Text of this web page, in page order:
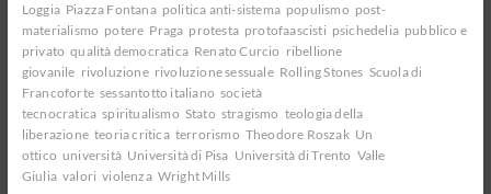
Loggia Piazza Fontana politica anti-sistema populismo post-
materialismo potere Praga protesta protofaascisti psichedelia pubblico e
privato qualità democratica Renato Curcio ribellione
giovanile rivoluzione rivoluzione sessuale Rolling Stones Scuola di
Francoforte sessantotto italiano società
tecnocratica spiritualismo Stato stragismo teologia della
liberazione teoria critica terrorismo Theodore Roszak Un
ottico università Università di Pisa Università di Trento Valle
Giulia valori violenza Wright Mills